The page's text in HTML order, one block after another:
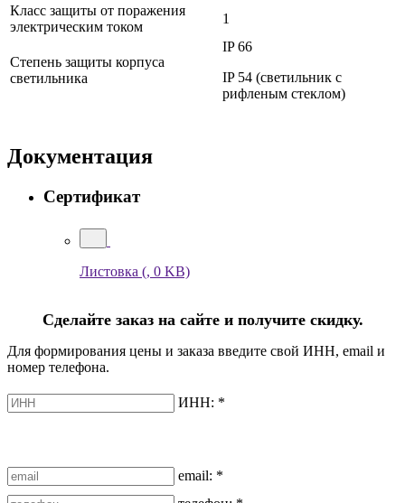
Класс защиты от поражения
электрическим током
1
Степень защиты корпуса
светильника
IP 66
IP 54 (светильник с
рифленым стеклом)
Документация
Сертификат
Листовка (, 0 KB)
Сделайте заказ на сайте и получите скидку.
Для формирования цены и заказа введите свой ИНН, email и
номер телефона.
ИНН: *
email: *